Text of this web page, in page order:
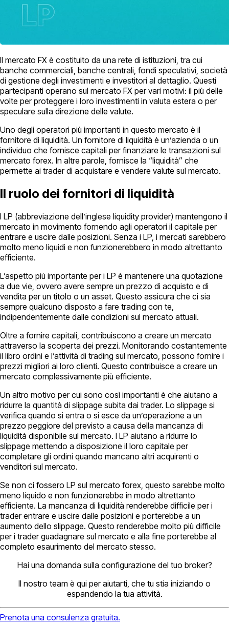
Il mercato FX è costituito da una rete di istituzioni, tra cui
banche commerciali, banche centrali, fondi speculativi, società
di gestione degli investimenti e investitori al dettaglio. Questi
partecipanti operano sul mercato FX per vari motivi: il più delle
volte per proteggere i loro investimenti in valuta estera o per
speculare sulla direzione delle valute.
Uno degli operatori più importanti in questo mercato è il
fornitore di liquidità. Un fornitore di liquidità è un’azienda o un
individuo che fornisce capitali per finanziare le transazioni sul
mercato forex. In altre parole, fornisce la “liquidità” che
permette ai trader di acquistare e vendere valute sul mercato.
Il ruolo dei fornitori di liquidità
I LP (abbreviazione dell’inglese liquidity provider) mantengono il
mercato in movimento fornendo agli operatori il capitale per
entrare e uscire dalle posizioni. Senza i LP, i mercati sarebbero
molto meno liquidi e non funzionerebbero in modo altrettanto
efficiente.
L’aspetto più importante per i LP è mantenere una quotazione
a due vie, ovvero avere sempre un prezzo di acquisto e di
vendita per un titolo o un asset. Questo assicura che ci sia
sempre qualcuno disposto a fare trading con te,
indipendentemente dalle condizioni sul mercato attuali.
Oltre a fornire capitali, contribuiscono a creare un mercato
attraverso la scoperta dei prezzi. Monitorando costantemente
il libro ordini e l’attività di trading sul mercato, possono fornire i
prezzi migliori ai loro clienti. Questo contribuisce a creare un
mercato complessivamente più efficiente.
Un altro motivo per cui sono così importanti è che aiutano a
ridurre la quantità di slippage subita dai trader. Lo slippage si
verifica quando si entra o si esce da un’operazione a un
prezzo peggiore del previsto a causa della mancanza di
liquidità disponibile sul mercato. I LP aiutano a ridurre lo
slippage mettendo a disposizione il loro capitale per
completare gli ordini quando mancano altri acquirenti o
venditori sul mercato.
Se non ci fossero LP sul mercato forex, questo sarebbe molto
meno liquido e non funzionerebbe in modo altrettanto
efficiente. La mancanza di liquidità renderebbe difficile per i
trader entrare e uscire dalle posizioni e porterebbe a un
aumento dello slippage. Questo renderebbe molto più difficile
per i trader guadagnare sul mercato e alla fine porterebbe al
completo esaurimento del mercato stesso.
Hai una domanda sulla configurazione del tuo broker?
Il nostro team è qui per aiutarti, che tu stia iniziando o
espandendo la tua attività.
Prenota una consulenza gratuita.